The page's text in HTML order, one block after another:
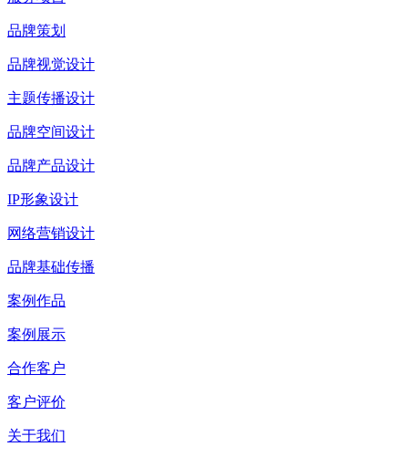
品牌策划
品牌视觉设计
主题传播设计
品牌空间设计
品牌产品设计
IP形象设计
网络营销设计
品牌基础传播
案例作品
案例展示
合作客户
客户评价
关于我们